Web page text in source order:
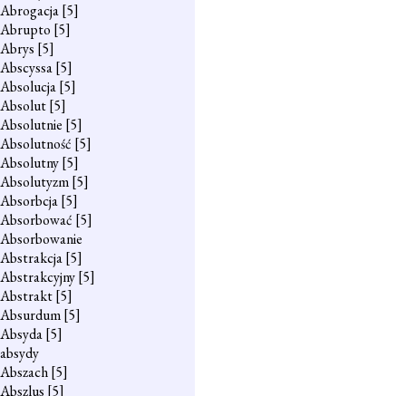
Abrogacja[5]
Abrupto [5]
Abrys [5]
Abscyssa[5]
Absolucja[5]
Absolut[5]
Absolutnie [5]
Absolutność [5]
Absolutny[5]
Absolutyzm[5]
Absorbcja[5]
Absorbować [5]
Absorbowanie
Abstrakcja[5]
Abstrakcyjny[5]
Abstrakt[5]
Absurdum[5]
Absyda[5]
absydy
Abszach[5]
Abszlus [5]